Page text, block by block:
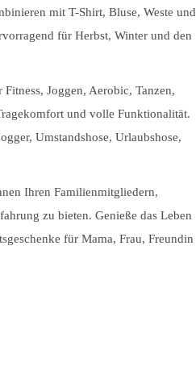
mit T-Shirt, Bluse, Weste und
für Herbst, Winter und den
Joggen, Aerobic, Tanzen,
und volle Funktionalität.
Umstandshose, Urlaubshose,
Ihren Familienmitgliedern,
zu bieten. Genieße das Leben
für Mama, Frau, Freundin